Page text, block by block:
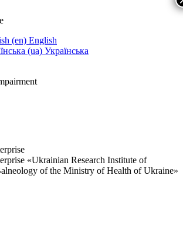
English
Українська
«Ukrainian Research Institute of
of the Ministry of Health of Ukraine»